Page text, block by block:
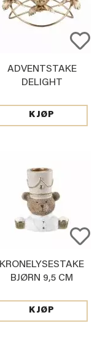
ADVENTSTAKE
DELIGHT
KJØP
KRONELYSESTAKE
BJØRN 9,5 CM
KJØP